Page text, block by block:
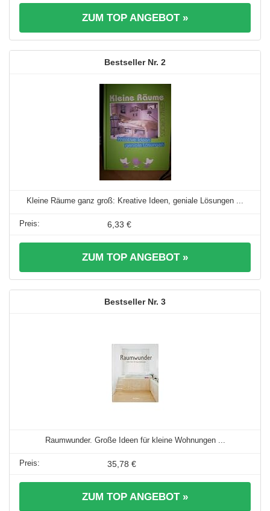
ZUM TOP ANGEBOT »
2
Kleine Räume ganz groß: Kreative Ideen, geniale Lösungen ...
6,33 €
ZUM TOP ANGEBOT »
3
Raumwunder. Große Ideen für kleine Wohnungen ...
35,78 €
ZUM TOP ANGEBOT »